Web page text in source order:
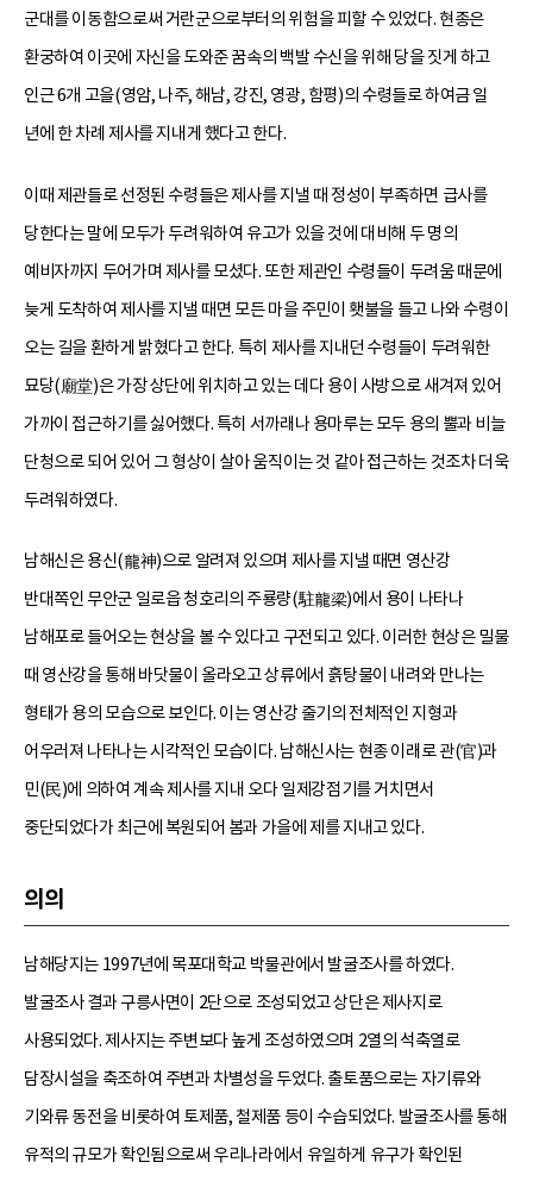
군대를 이동함으로써 거란군으로부터의 위험을 피할 수 있었다. 현종은
환궁하여 이곳에 자신을 도와준 꿈속의 백발 수신을 위해 당을 짓게 하고
인근 6개 고을(영암, 나주, 해남, 강진, 영광, 함평)의 수령들로 하여금 일
년에 한 차례 제사를 지내게 했다고 한다.
이때 제관들로 선정된 수령들은 제사를 지낼 때 정성이 부족하면 급사를
당한다는 말에 모두가 두려워하여 유고가 있을 것에 대비해 두 명의
예비자까지 두어가며 제사를 모셨다. 또한 제관인 수령들이 두려움 때문에
늦게 도착하여 제사를 지낼 때면 모든 마을 주민이 횃불을 들고 나와 수령이
오는 길을 환하게 밝혔다고 한다. 특히 제사를 지내던 수령들이 두려워한
묘당(廟堂)은 가장 상단에 위치하고 있는 데다 용이 사방으로 새겨져 있어
가까이 접근하기를 싫어했다. 특히 서까래나 용마루는 모두 용의 뿔과 비늘
단청으로 되어 있어 그 형상이 살아 움직이는 것 같아 접근하는 것조차 더욱
두려워하였다.
남해신은 용신(龍神)으로 알려져 있으며 제사를 지낼 때면 영산강
반대쪽인 무안군 일로읍 청호리의 주룡량(駐龍梁)에서 용이 나타나
남해포로 들어오는 현상을 볼 수 있다고 구전되고 있다. 이러한 현상은 밀물
때 영산강을 통해 바닷물이 올라오고 상류에서 흙탕물이 내려와 만나는
형태가 용의 모습으로 보인다. 이는 영산강 줄기의 전체적인 지형과
어우러져 나타나는 시각적인 모습이다. 남해신사는 현종 이래로 관(官)과
민(民)에 의하여 계속 제사를 지내 오다 일제강점기를 거치면서
중단되었다가 최근에 복원되어 봄과 가을에 제를 지내고 있다.
의의
남해당지는 1997년에 목포대학교 박물관에서 발굴조사를 하였다.
발굴조사 결과 구릉사면이 2단으로 조성되었고 상단은 제사지로
사용되었다. 제사지는 주변보다 높게 조성하였으며 2열의 석축열로
담장시설을 축조하여 주변과 차별성을 두었다. 출토품으로는 자기류와
기와류 동전을 비롯하여 토제품, 철제품 등이 수습되었다. 발굴조사를 통해
유적의 규모가 확인됨으로써 우리나라에서 유일하게 유구가 확인된